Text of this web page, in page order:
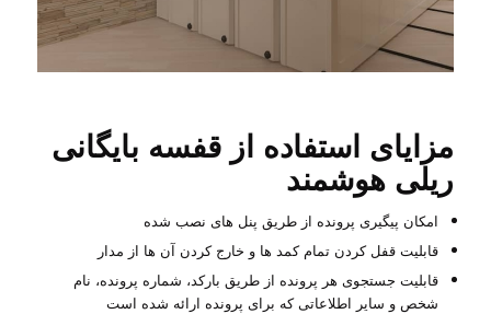
مزایای استفاده از قفسه بایگانی
ریلی هوشمند
امکان پیگیری پرونده از طریق پنل های نصب شده
قابلیت قفل کردن تمام کمد ها و خارج کردن آن ها از مدار
قابلیت جستجوی هر پرونده از طریق بارکد، شماره پرونده، نام
شخص و سایر اطلاعاتی که برای پرونده ارائه شده است